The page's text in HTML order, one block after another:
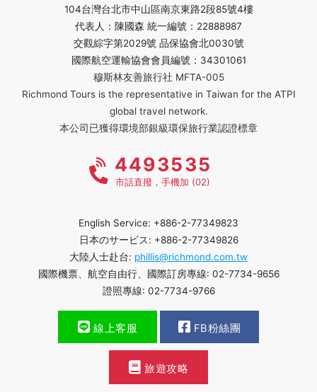
104台灣台北市中山區南京東路2段85號4樓
代表人：陳國森 統一編號：22888987
交觀綜字第2029號 品保協會北0030號
國際航空運輸協會會員編號：34301061
穆斯林友善旅行社 MFTA-005
Richmond Tours is the representative in Taiwan for the ATPI
global travel network.
本公司已獲得環境部銀級環保旅行業認證標章
4493535
市話直撥，手機加 (02)
English Service: +886-2-77349823
日本のサービス: +886-2-77349826
大陸人士赴台: phillis@richmond.com.tw
國際機票、航空自由行、國際訂房專線: 02-7734-9656
證照專線: 02-7734-9766
線上客服 FB粉絲團
旅遊攻略